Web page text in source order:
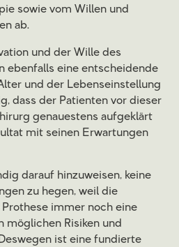
sowie vom Willen und
ab.
und der Wille des
ebenfalls eine entscheidende
und der Lebenseinstellung
dass der Patienten vor dieser
genauestens aufgeklärt
mit seinen Erwartungen
darauf hinzuweisen, keine
zu hegen, weil die
immer noch eine
möglichen Risiken und
ist eine fundierte